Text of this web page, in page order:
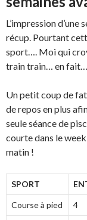
L’impression
récup. Pourtant
sport…. Moi qui
train train… en fait…
Un petit coup de
de repos en plus
seule séance de
courte dans le
matin !
SPORT
Course à pied 4